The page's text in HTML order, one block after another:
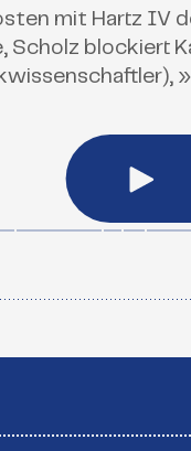
mit Hartz IV
Scholz blockiert